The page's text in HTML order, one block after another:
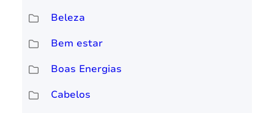
Beleza
Bem estar
Boas Energias
Cabelos